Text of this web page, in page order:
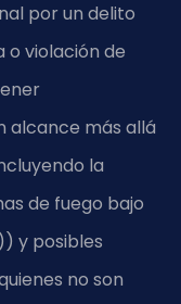
por un delito
o violación de
alcance más allá
la
de fuego bajo
y posibles
no son